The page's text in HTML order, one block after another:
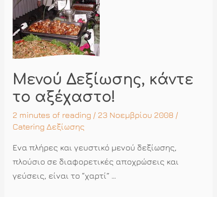
Μενού Δεξίωσης, κάντε
το αξέχαστο!
2 minutes of reading / 23 Νοεμβρίου 2008 /
Catering Δεξίωσης
Ενα πλήρες και γευστικό μενού δεξίωσης,
πλούσιο σε διαφορετικές αποχρώσεις και
γεύσεις, είναι το “χαρτί” …